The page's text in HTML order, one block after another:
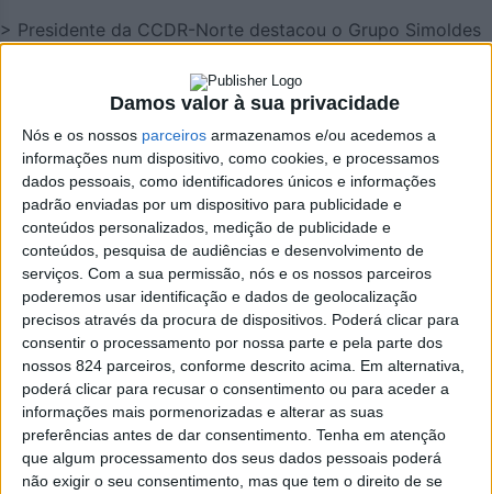
Damos valor à sua privacidade
Nós e os nossos parceiros armazenamos e/ou acedemos a
informações num dispositivo, como cookies, e processamos
dados pessoais, como identificadores únicos e informações
padrão enviadas por um dispositivo para publicidade e
conteúdos personalizados, medição de publicidade e
conteúdos, pesquisa de audiências e desenvolvimento de
serviços. Com a sua permissão, nós e os nossos parceiros
poderemos usar identificação e dados de geolocalização
precisos através da procura de dispositivos. Poderá clicar para
consentir o processamento por nossa parte e pela parte dos
nossos 824 parceiros, conforme descrito acima. Em alternativa,
poderá clicar para recusar o consentimento ou para aceder a
informações mais pormenorizadas e alterar as suas
preferências antes de dar consentimento. Tenha em atenção
que algum processamento dos seus dados pessoais poderá
não exigir o seu consentimento, mas que tem o direito de se
> Presidente da CCDR-Norte destacou o Grupo Simoldes
Fábrica do Futuro como exemplos da ligação entre
conhecimento e indústria.
Álvaro Santos escolheu Oliveira de Azeméis para o
arranque do Roteiro de Inovação, numa visita à Simoldes e
à Escola Superior Aveiro Norte.